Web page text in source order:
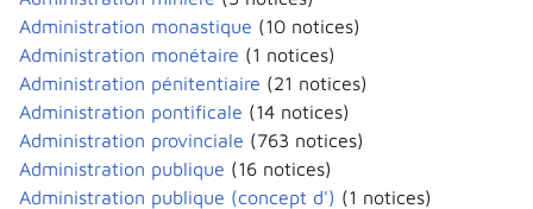
Administration monastique (10 notices)
Administration monétaire (1 notices)
Administration pénitentiaire (21 notices)
Administration pontificale (14 notices)
Administration provinciale (763 notices)
Administration publique (16 notices)
Administration publique (concept d') (1 notices)